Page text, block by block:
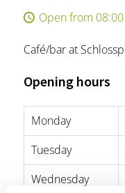
Open from
Café/bar at
Opening hours
Monday
Tuesday
Wednesday